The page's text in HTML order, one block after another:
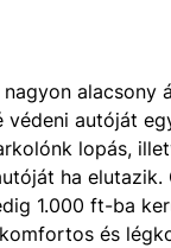
nagyon alacsony
védeni autóját
lopás,
ha
1.000 ft-ba
és